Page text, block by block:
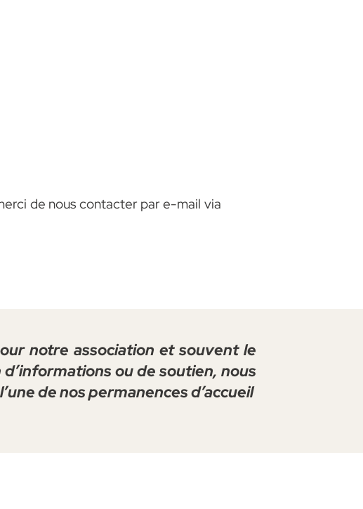
de nous contacter par e-mail via
notre association et souvent le
ou de soutien, nous
de nos permanences d’accueil